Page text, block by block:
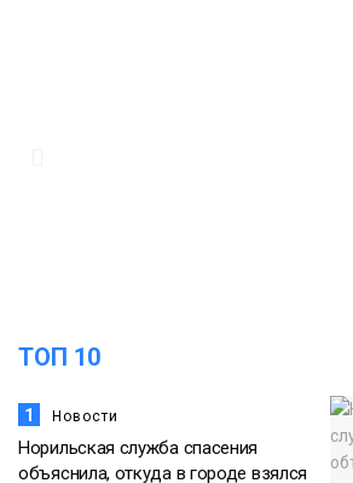
07 августа
Общество
из исправительного
ТОП 10
1 Новости
Норильская служба спасения
объяснила, откуда в городе взялся